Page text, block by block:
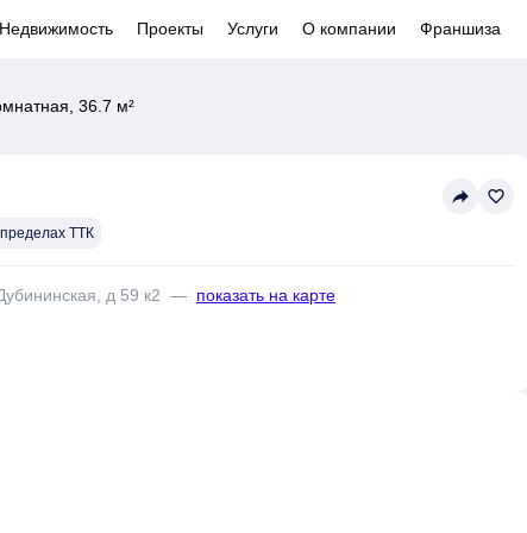
Недвижимость Проекты Услуги О компании Франшиза
36.7 м²
ТТК
reply favorite_border
д 59 к2 — показать на карте